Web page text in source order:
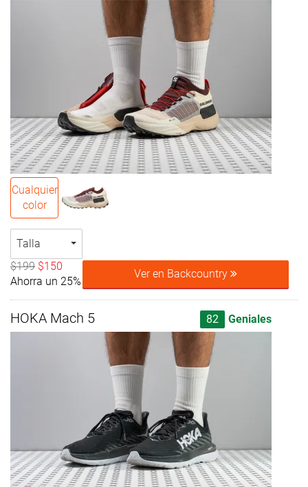
Cualquier
color
Talla
$199 $150
Ahorra un 25%
Ver en Backcountry
HOKA Mach 5 82 Geniales